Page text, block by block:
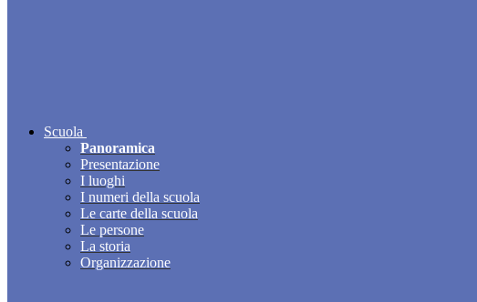
Scuola
Panoramica
Presentazione
I luoghi
I numeri della scuola
Le carte della scuola
Le persone
La storia
Organizzazione